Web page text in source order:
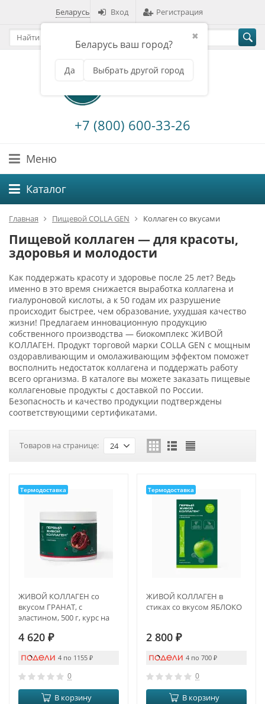
Беларусь
✖
Беларусь ваш город?
Да Выбрать другой город
Вход Регистрация
+7 (800) 600-33-26
Меню
Каталог
Главная Пищевой COLLA GEN Коллаген со вкусами
Пищевой коллаген — для красоты,
здоровья и молодости
Как поддержать красоту и здоровье после 25 лет? Ведь
именно в это время снижается выработка коллагена и
гиалуроновой кислоты, а к 50 годам их разрушение
происходит быстрее, чем образование, ухудшая качество
жизни! Предлагаем инновационную продукцию
собственного производства — биокомплекс ЖИВОЙ
КОЛЛАГЕН. Продукт торговой марки COLLA GEN с мощным
оздоравливающим и омолаживающим эффектом поможет
восполнить недостаток коллагена и поддержать работу
всего организма. В каталоге вы можете заказать пищевые
коллагеновые продукты с доставкой по России.
Безопасность и качество продукции подтверждены
соответствующими сертификатами.
Товаров на странице: 24
Термодоставка
ЖИВОЙ КОЛЛАГЕН со
вкусом ГРАНАТ, с
эластином, 500 г, курс на
4 620 ₽
4 по 1155 ₽
0
В корзину
Термодоставка
ЖИВОЙ КОЛЛАГЕН в
стиках со вкусом ЯБЛОКО
2 800 ₽
4 по 700 ₽
0
В корзину